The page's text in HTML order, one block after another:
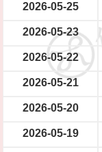
2026-05-25
2026-05-23
2026-05-22
2026-05-21
2026-05-20
2026-05-19